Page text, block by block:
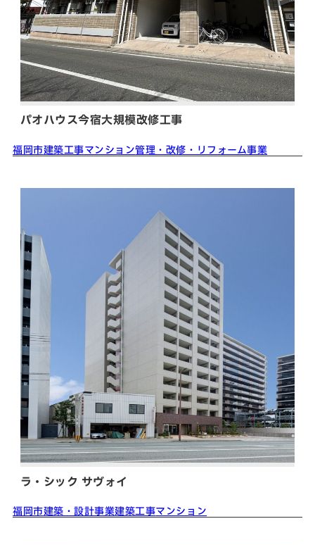
パオハウス今宿大規模改修工事
福岡市建築工事マンション管理・改修・リフォーム事業
ラ・シック サヴォイ
福岡市建築・設計事業建築工事マンション